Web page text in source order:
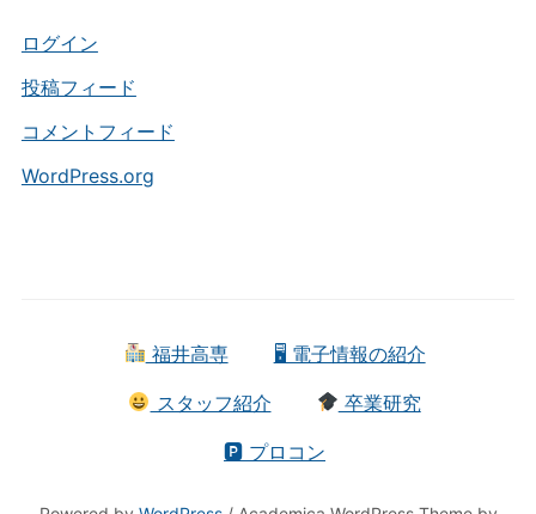
ー
ログイン
投稿フィード
コメントフィード
WordPress.org
福井高専 🖥 電子情報の紹介
スタッフ紹介 卒業研究
🅿 プロコン